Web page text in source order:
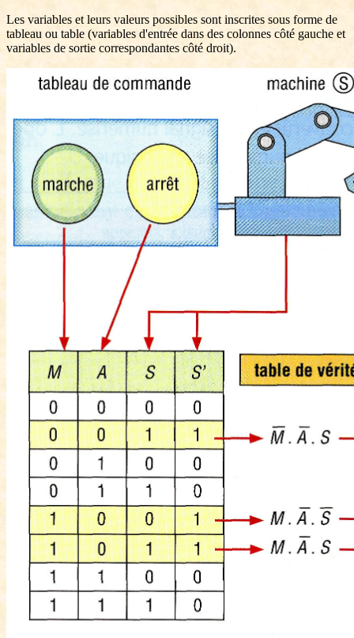
Les variables et leurs valeurs possibles sont inscrites sous forme de
tableau ou table (variables d'entrée dans des colonnes côté gauche et
variables de sortie correspondantes côté droit).